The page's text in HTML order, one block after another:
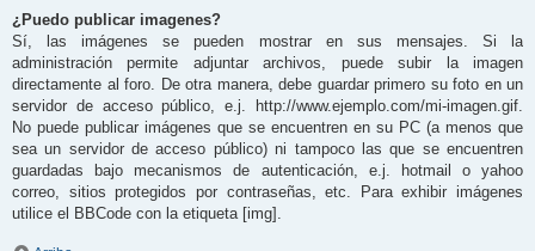
¿Puedo publicar imagenes?
Sí, las imágenes se pueden mostrar en sus mensajes. Si la
administración permite adjuntar archivos, puede subir la imagen
directamente al foro. De otra manera, debe guardar primero su foto en un
servidor de acceso público, e.j. http://www.ejemplo.com/mi-imagen.gif.
No puede publicar imágenes que se encuentren en su PC (a menos que
sea un servidor de acceso público) ni tampoco las que se encuentren
guardadas bajo mecanismos de autenticación, e.j. hotmail o yahoo
correo, sitios protegidos por contraseñas, etc. Para exhibir imágenes
utilice el BBCode con la etiqueta [img].